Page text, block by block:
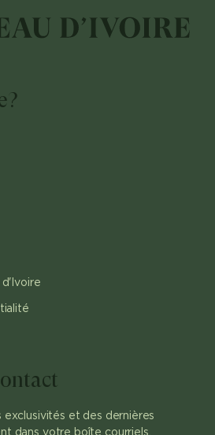
d'Ivoire
exclusivités et des dernières
dans votre boîte courriels.